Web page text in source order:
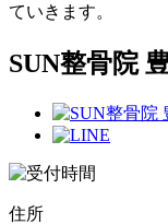
ていきます。
SUN整骨院
住所